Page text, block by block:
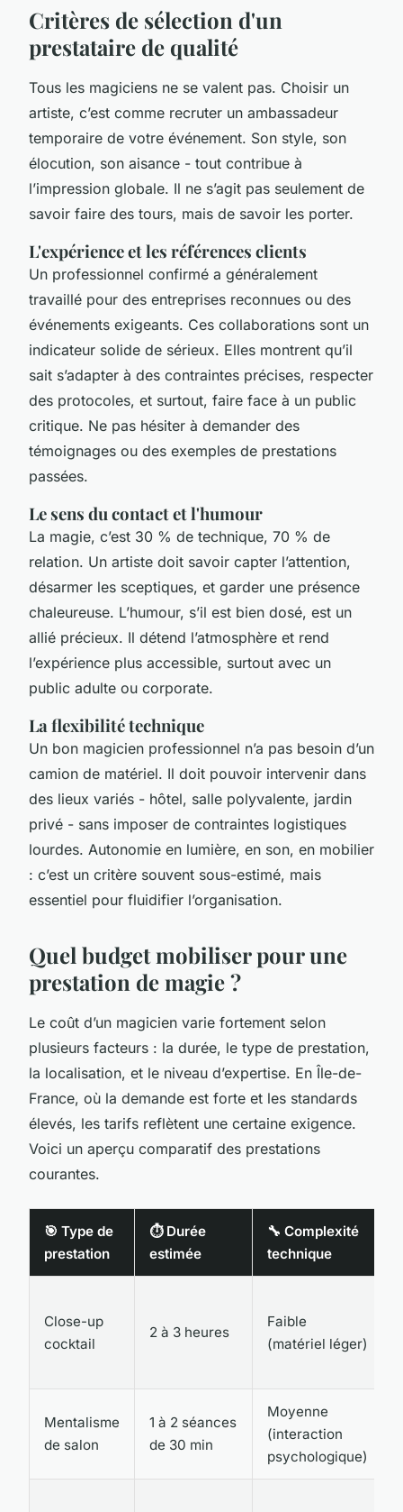
Critères de sélection d'un
prestataire de qualité
Tous les magiciens ne se valent pas. Choisir un
artiste, c’est comme recruter un ambassadeur
temporaire de votre événement. Son style, son
élocution, son aisance - tout contribue à
l’impression globale. Il ne s’agit pas seulement de
savoir faire des tours, mais de savoir les porter.
L'expérience et les références clients
Un professionnel confirmé a généralement
travaillé pour des entreprises reconnues ou des
événements exigeants. Ces collaborations sont un
indicateur solide de sérieux. Elles montrent qu’il
sait s’adapter à des contraintes précises, respecter
des protocoles, et surtout, faire face à un public
critique. Ne pas hésiter à demander des
témoignages ou des exemples de prestations
passées.
Le sens du contact et l'humour
La magie, c’est 30 % de technique, 70 % de
relation. Un artiste doit savoir capter l’attention,
désarmer les sceptiques, et garder une présence
chaleureuse. L’humour, s’il est bien dosé, est un
allié précieux. Il détend l’atmosphère et rend
l’expérience plus accessible, surtout avec un
public adulte ou corporate.
La flexibilité technique
Un bon magicien professionnel n’a pas besoin d’un
camion de matériel. Il doit pouvoir intervenir dans
des lieux variés - hôtel, salle polyvalente, jardin
privé - sans imposer de contraintes logistiques
lourdes. Autonomie en lumière, en son, en mobilier
: c’est un critère souvent sous-estimé, mais
essentiel pour fluidifier l’organisation.
Quel budget mobiliser pour une
prestation de magie ?
Le coût d’un magicien varie fortement selon
plusieurs facteurs : la durée, le type de prestation,
la localisation, et le niveau d’expertise. En Île-de-
France, où la demande est forte et les standards
élevés, les tarifs reflètent une certaine exigence.
Voici un aperçu comparatif des prestations
courantes.
🎯 Type de
prestation
⏱️ Durée
estimée
🔧 Complexité
technique
Close-up
cocktail
2 à 3 heures
Faible
(matériel léger)
Mentalisme
de salon
1 à 2 séances
de 30 min
Moyenne
(interaction
psychologique)